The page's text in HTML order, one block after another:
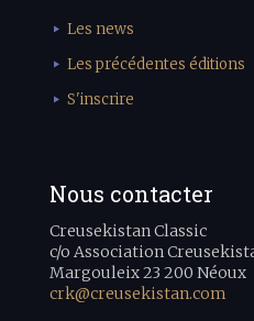
Les news
Les précédentes éditions
S'inscrire
Nous contacter
Creusekistan Classic
c/o Association
Margouleix 23 200 Néoux
crk@creusekistan.com